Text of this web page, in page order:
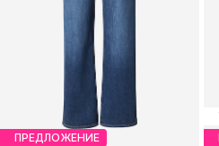
ПРЕДЛОЖЕНИЕ